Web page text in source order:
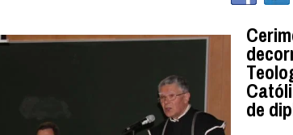
de